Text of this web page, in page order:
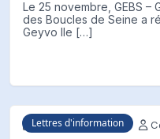
Le 25 novembre, GEBS –
des Boucles de Seine a
Geyvo Ile […]
Lettres d'information
25 novembre 2021